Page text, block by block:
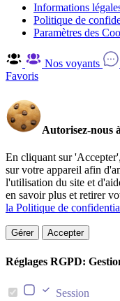
Informations
Politique de
Paramètres des
Nos voyants
Favoris
Autorisez-nous
En cliquant sur
sur votre appareil afin
l'utilisation du site et
en savoir plus et retirer
la Politique de
Gérer Accepter
Réglages RGPD:
Session